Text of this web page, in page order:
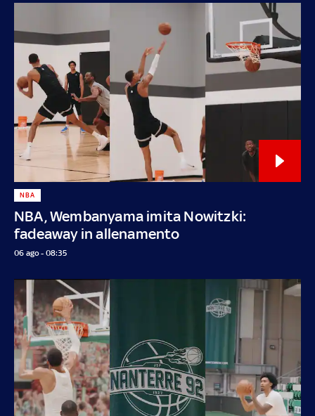
NBA, Wembanyama imita Nowitzki:
fadeaway in allenamento
NBA
06 ago - 08:35